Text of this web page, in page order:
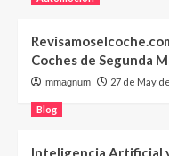
Coches de Segunda
mmagnum 27 de May
Blog
Inteligencia Artificial